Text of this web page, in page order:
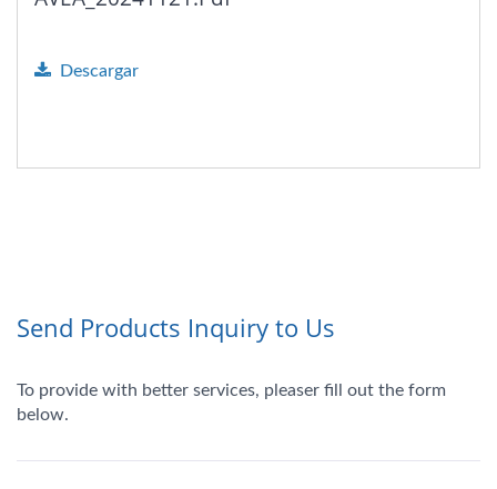
Descargar